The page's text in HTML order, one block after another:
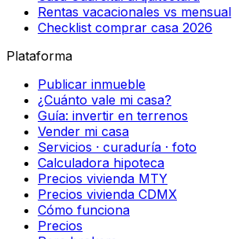
Rentas vacacionales vs mensual
Checklist comprar casa 2026
Plataforma
Publicar inmueble
¿Cuánto vale mi casa?
Guía: invertir en terrenos
Vender mi casa
Servicios · curaduría · foto
Calculadora hipoteca
Precios vivienda MTY
Precios vivienda CDMX
Cómo funciona
Precios